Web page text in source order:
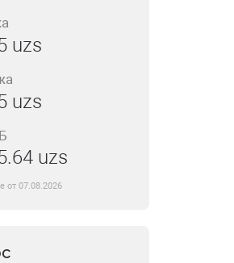
uzs
uzs
uzs
от 07.08.2026